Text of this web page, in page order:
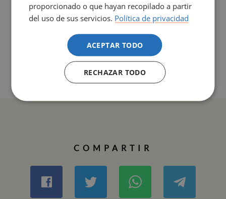
2024
COMPARTIR
proporcionado o que hayan recopilado a partir
del uso de sus servicios. Política de privacidad
ACEPTAR TODO
RECHAZAR TODO